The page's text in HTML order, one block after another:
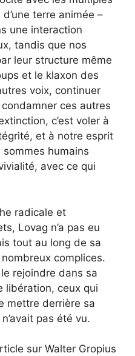
terre animée –
une interaction
tandis que nos
leur structure même
et le klaxon des
voix, continuer
ces autres
c’est voler à
et à notre esprit
humains
avec ce qui
radicale et
Lovag n’a pas eu
tout au long de sa
complices.
rejoindre dans sa
libération, ceux qui
mettre derrière sa
pas été vu.
sur Walter Gropius